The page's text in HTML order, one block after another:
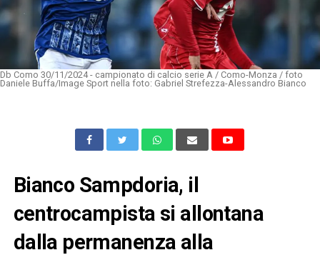
Db Como 30/11/2024 - campionato di calcio serie A / Como-Monza / foto
Daniele Buffa/Image Sport nella foto: Gabriel Strefezza-Alessandro Bianco
Bianco Sampdoria, il
centrocampista si allontana
dalla permanenza alla